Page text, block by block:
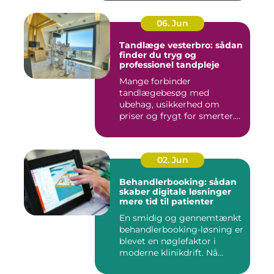
06. Jun
Tandlæge vesterbro: sådan
finder du tryg og
professionel tandpleje
Mange forbinder
tandlægebesøg med
ubehag, usikkerhed om
priser og frygt for smerter.
02. Jun
Behandlerbooking: sådan
skaber digitale løsninger
mere tid til patienter
En smidig og gennemtænkt
behandlerbooking-løsning er
blevet en nøglefaktor i
moderne klinikdrift. Nå...